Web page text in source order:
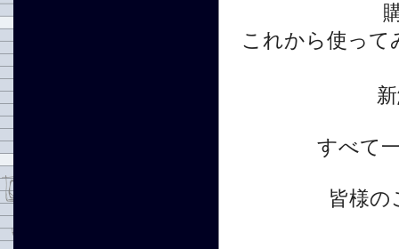
これから使って
すべて
皆様の